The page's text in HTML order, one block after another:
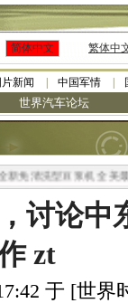
简体中文 繁体中
片新闻 中国军情
世界汽车论坛
免清洗型豆浆机 全美最低
讨论中
zt
于 [世